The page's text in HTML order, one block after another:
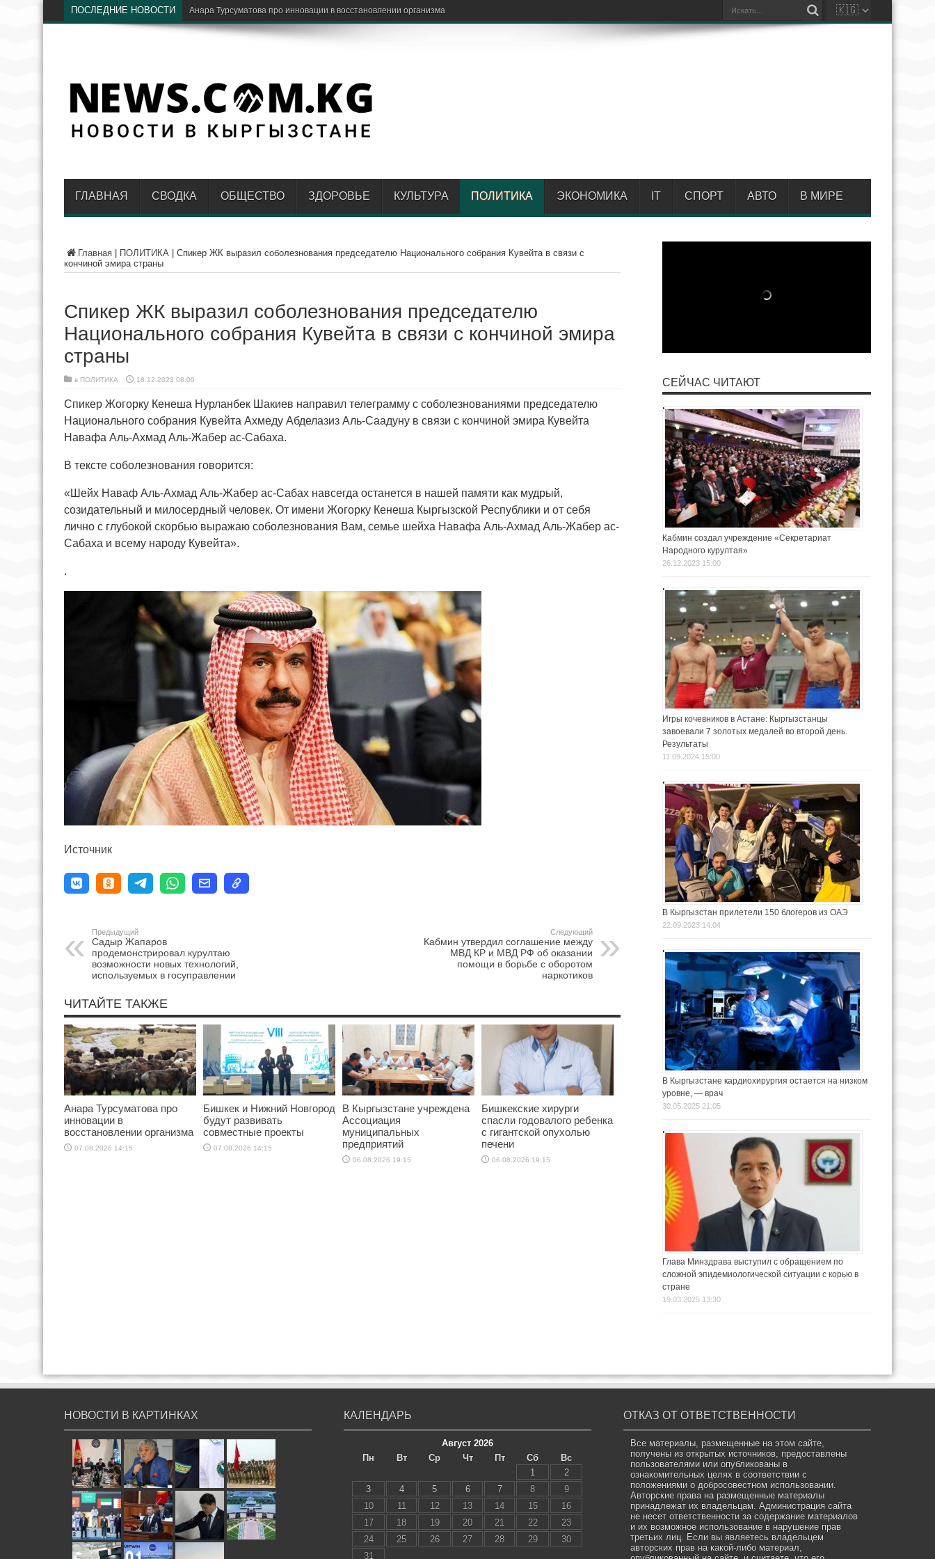
ПОСЛЕДНИЕ НОВОСТИ
ГЛАВНАЯ СВОДКА ОБЩЕСТВО ЗДОРОВЬЕ КУЛЬТУРА ПОЛИТИКА ЭКОНОМИКА IT СПОРТ АВТО В МИРЕ
Главная ПОЛИТИКА
Спикер ЖК выразил соболезнования председателю Национального собрания Кувейта в связи с
кончиной эмира страны
Спикер ЖК выразил соболезнования председателю
Национального собрания Кувейта в связи с кончиной эмира
страны
в ПОЛИТИКА 18.12.2023 08:00
Спикер Жогорку Кенеша Нурланбек Шакиев направил телеграмму с соболезнованиями председателю
Национального собрания Кувейта Ахмеду Абделазиз Аль-Саадуну в связи с кончиной эмира Кувейта
Навафа Аль-Ахмад Аль-Жабер ас-Сабаха.
В тексте соболезнования говорится:
«Шейх Наваф Аль-Ахмад Аль-Жабер ас-Сабах навсегда останется в нашей памяти как мудрый,
созидательный и милосердный человек. От имени Жогорку Кенеша Кыргызской Республики и от себя
лично с глубокой скорбью выражаю соболезнования Вам, семье шейха Навафа Аль-Ахмад Аль-Жабер ас-
Сабаха и всему народу Кувейта».
.
Источник
Предыдущий
Садыр Жапаров
продемонстрировал курултаю
возможности новых технологий,
используемых в госуправлении
Следующий
Кабмин утвердил соглашение между
МВД КР и МВД РФ об оказании
помощи в борьбе с оборотом
наркотиков
ЧИТАЙТЕ ТАКЖЕ
Анара Турсуматова про
инновации в
восстановлении организма
07.08.2026 14:15
Бишкек и Нижний Новгород
будут развивать
совместные проекты
07.08.2026 14:15
В Кыргызстане учреждена
Ассоциация
муниципальных
предприятий
06.08.2026 19:15
Бишкекские хирурги
спасли годовалого ребенка
с гигантской опухолью
печени
06.08.2026 19:15
СЕЙЧАС ЧИТАЮТ
Кабмин создал учреждение «Секретариат
Народного курултая»
26.12.2023 15:00
Игры кочевников в Астане: Кыргызстанцы
завоевали 7 золотых медалей во второй день.
Результаты
11.09.2024 15:00
В Кыргызстан прилетели 150 блогеров из ОАЭ
22.09.2023 14:04
В Кыргызстане кардиохирургия остается на низком
уровне, — врач
30.05.2025 21:05
Глава Минздрава выступил с обращением по
сложной эпидемиологической ситуации с корью в
стране
19.03.2025 13:30
НОВОСТИ В КАРТИНКАХ КАЛЕНДАРЬ
Август 2026
Пн
Вт Ср Чт Пт Сб
Вс
1
2
3
4 5 6 7 8
9
10
11 12 13 14 15
16
17
18 19 20 21 22
23
24
25 26 27 28 29
30
31
ОТКАЗ ОТ ОТВЕТСТВЕННОСТИ
Все материалы, размещенные на этом сайте,
получены из открытых источников, предоставлены
пользователями или опубликованы в
ознакомительных целях в соответствии с
положениями о добросовестном использовании.
Авторские права на размещенные материалы
принадлежат их владельцам. Администрация сайта
не несет ответственности за содержание материалов
и их возможное использование в нарушение прав
третьих лиц. Если вы являетесь владельцем
авторских прав на какой-либо материал,